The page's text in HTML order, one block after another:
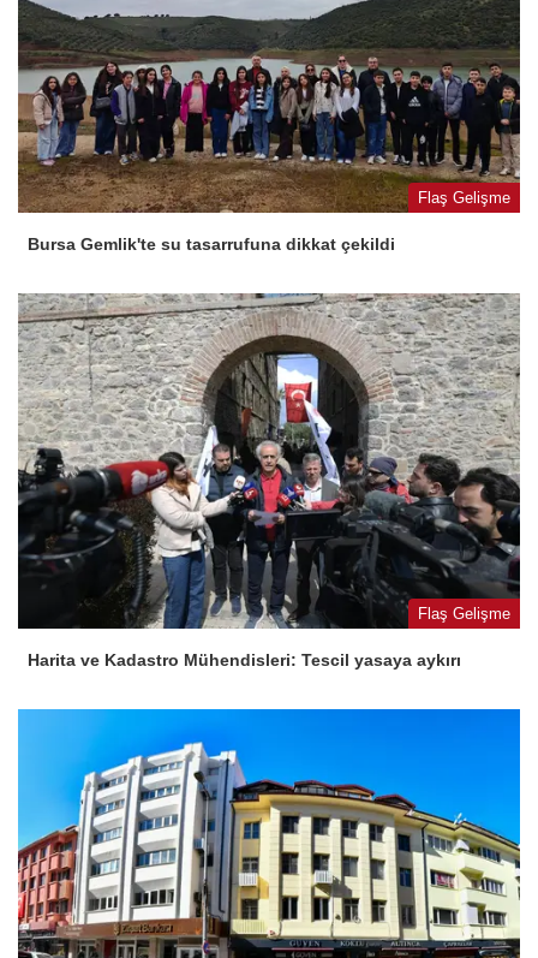
Flaş Gelişme
Bursa Gemlik'te su tasarrufuna dikkat çekildi
Flaş Gelişme
Harita ve Kadastro Mühendisleri: Tescil yasaya aykırı